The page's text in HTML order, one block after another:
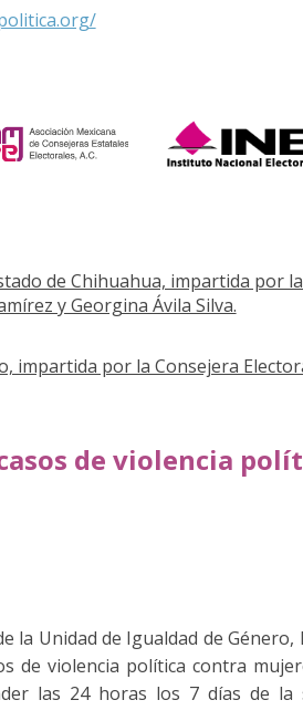
de Chihuahua, impartida por
y Georgina Ávila Silva.
impartida por la Consejera
de violencia
la Unidad de Igualdad de
de violencia política contra
las 24 horas los 7 días de